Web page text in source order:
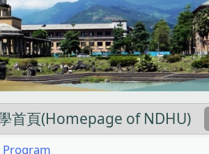
首頁(Homepage of NDHU)
Program